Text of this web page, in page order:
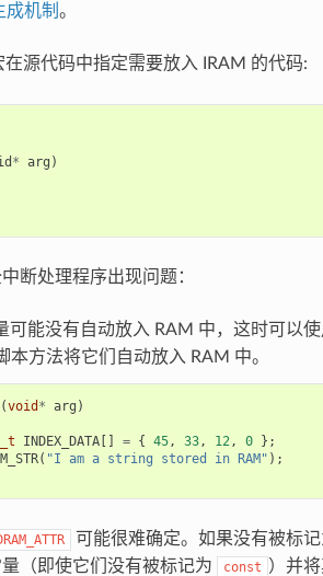
机制 。
在源代码中指定需要放入 IRAM 的代码:
* arg )
断处理程序出现问题：
可能没有自动放入 RAM 中，这时可以使
方法将它们自动放入 RAM 中。
(void * arg )
INDEX_DATA[] = { 45, 33, 12, 0 };
( "I am a string stored in RAM" );
可能很难确定。如果没有被标记
（即使它们没有被标记为
const ）并将